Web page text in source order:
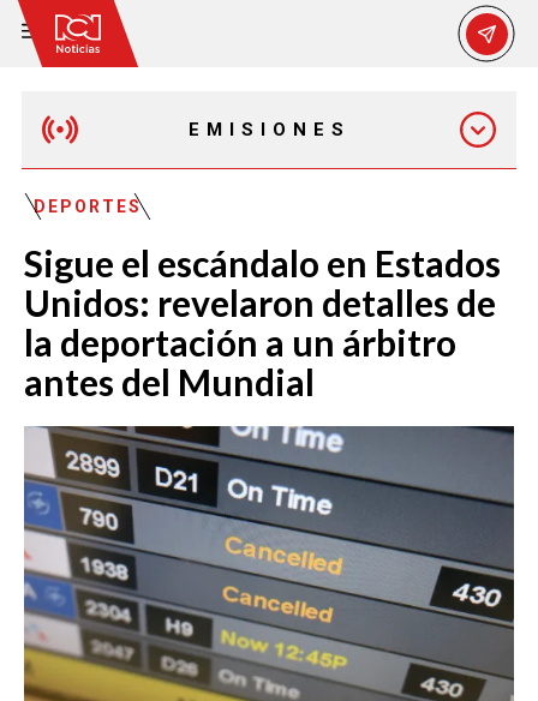
EMISIONES
EMISIÓN 7:00 PM
DEPORTES
Sigue el escándalo en Estados
Unidos: revelaron detalles de
la deportación a un árbitro
antes del Mundial